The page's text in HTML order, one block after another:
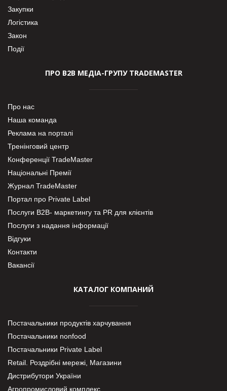
Закупки
Логістика
Закон
Події
ПРО В2В МЕДІА-ГРУПУ TRADEMASTER
Про нас
Наша команда
Реклама на порталі
Тренінговий центр
Конференції TradeMaster
Національні Премії
Журнал TradeMaster
Портал про Private Label
Послуги В2В- маркетингу та PR для клієнтів
Послуги з надання інформації
Відгуки
Контакти
Вакансії
КАТАЛОГ КОМПАНИЙ
Постачальники продуктів харчування
Постачальники nonfood
Постачальники Private Label
Retail. Роздрібні мережі, Магазини
Дистрибутори України
Агропромисловий комплекс